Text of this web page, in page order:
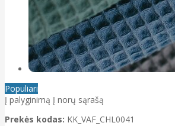
Populiari
Į palyginimą Į norų sąrašą
Prekės kodas: KK_VAF_CHL0041